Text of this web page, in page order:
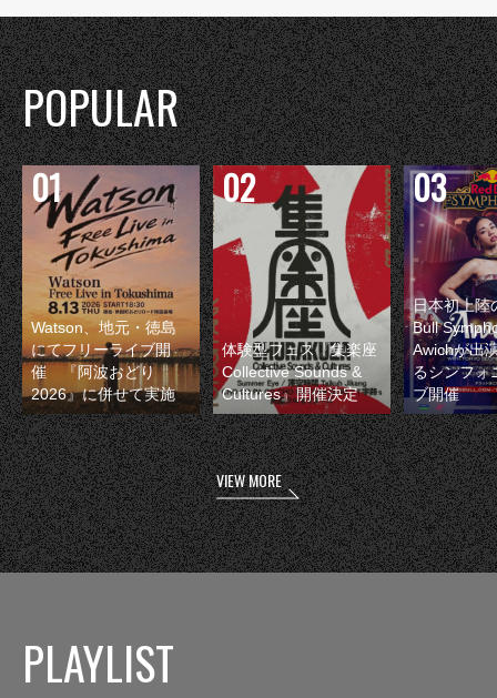
POPULAR
Watson、地元・徳島
にてフリーライブ開
催 『阿波おどり
2026』に併せて実施
体験型フェス『集楽座
Collective Sounds &
Cultures』開催決定
日本初上陸
Bull
Awichが出
るシンフォ
ブ開催
VIEW MORE
PLAYLIST